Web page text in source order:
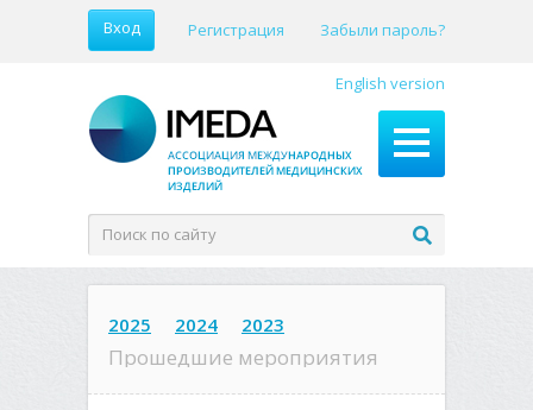
Вход Регистрация Забыли пароль?
English version
2025 2024 2023
Прошедшие мероприятия